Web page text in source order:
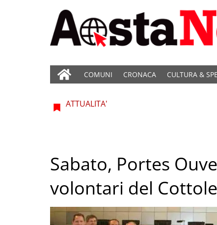
COMUNI CRONACA CULTURA &
ATTUALITA'
Sabato, Portes
volontari del